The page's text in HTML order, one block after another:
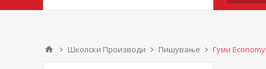
Школски Производи Пишување Гуми Economy